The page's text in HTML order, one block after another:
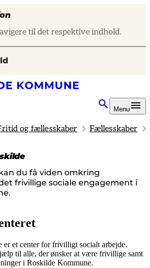
til det respektive indhold.
Menu
og fællesskaber Fællesskaber
du få viden omkring
frivillige sociale engagement i
2025
et center for frivilligt socialt arbejde.
til alle, der ønsker at være frivillige samt
i Roskilde Kommune.